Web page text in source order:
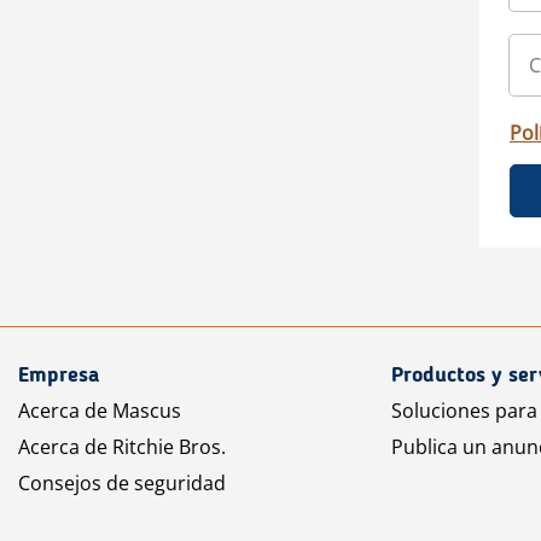
Empresa
Acerca de Mascus
Acerca de Ritchie Bros.
Consejos de seguridad
Productos y
Soluciones
Publica un